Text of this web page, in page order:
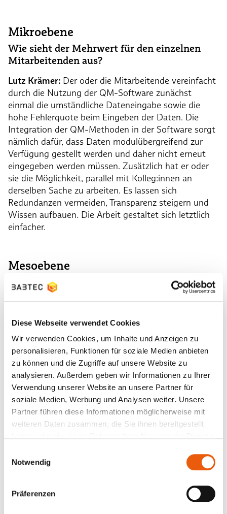
Diese Webseite verwendet Cookies
Wir verwenden Cookies, um Inhalte und Anzeigen zu
personalisieren, Funktionen für soziale Medien anbieten
zu können und die Zugriffe auf unsere Website zu
analysieren. Außerdem geben wir Informationen zu Ihrer
Verwendung unserer Website an unsere Partner für
soziale Medien, Werbung und Analysen weiter. Unsere
Partner führen diese Informationen möglicherweise mit
weiteren Daten zusammen, die Sie ihnen bereitgestellt
Notwendig
Präferenzen
Mikroebene
Wie sieht der Mehrwert für den einzelnen
Mitarbeitenden aus?
Lutz Krämer: Der oder die Mitarbeitende vereinfacht
durch die Nutzung der QM-Software zunächst
einmal die umständliche Dateneingabe sowie die
hohe Fehlerquote beim Eingeben der Daten. Die
Integration der QM-Methoden in der Software sorgt
nämlich dafür, dass Daten modulübergreifend zur
Verfügung gestellt werden und daher nicht erneut
eingegeben werden müssen. Zusätzlich hat er oder
sie die Möglichkeit, parallel mit Kolleg:innen an
derselben Sache zu arbeiten. Es lassen sich
Redundanzen vermeiden, Transparenz steigern und
Wissen aufbauen. Die Arbeit gestaltet sich letztlich
einfacher.
Mesoebene
Welchen Mehrwert kann daraus dann
wiederum die Organisation ziehen?
Mitarbeitenden einfacher gestaltet, kann er oder sie
anfallende Aufgaben schneller erledigen. Die
Arbeitszeit des Mitarbeitenden wird aus
unternehmerischer Sicht effizienter eingesetzt. Die
Fehler, die ohne die QM-Software eventuell
entstanden wären, hätten den Kundenbeziehungen
schaden oder gar das Unternehmenswachstum
behindern können. Durch die Nutzung der QM-
Software wird an dieser Stelle vorgebeugt, wovon
Doppelt-Erfassungen innerhalb des Teams
vermieden, Mitarbeiter:innen profitieren jeweils von
der Vorarbeit der Kolleg:innen und das Team arbeitet
in einem gemeinsamen Prozess. Die Organisation